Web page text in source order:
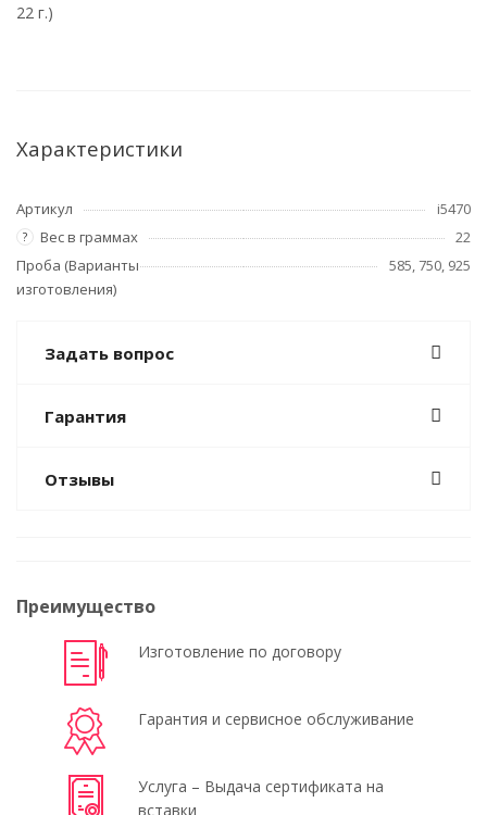
22 г.)
Характеристики
Артикул i5470
? Вес в граммах
22
Проба (Варианты
изготовления)
585, 750, 925
Задать вопрос
Гарантия
Отзывы
Преимущество
Изготовление по договору
Гарантия и сервисное обслуживание
Услуга – Выдача сертификата на
вставки